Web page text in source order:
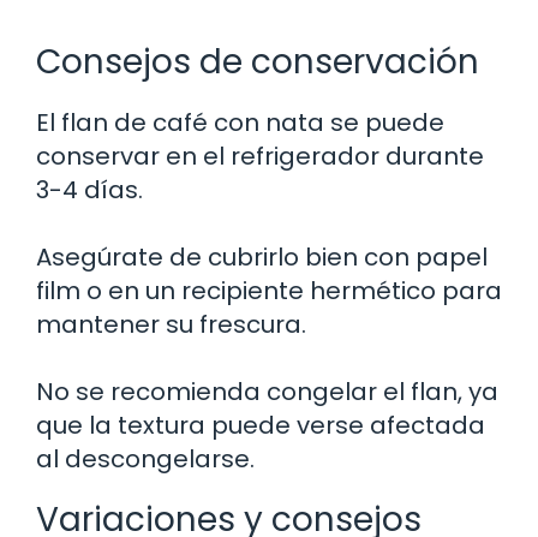
Consejos de conservación
El flan de café con nata se puede
conservar en el refrigerador durante
3-4 días.
Asegúrate de cubrirlo bien con papel
film o en un recipiente hermético para
mantener su frescura.
No se recomienda congelar el flan, ya
que la textura puede verse afectada
al descongelarse.
Variaciones y consejos